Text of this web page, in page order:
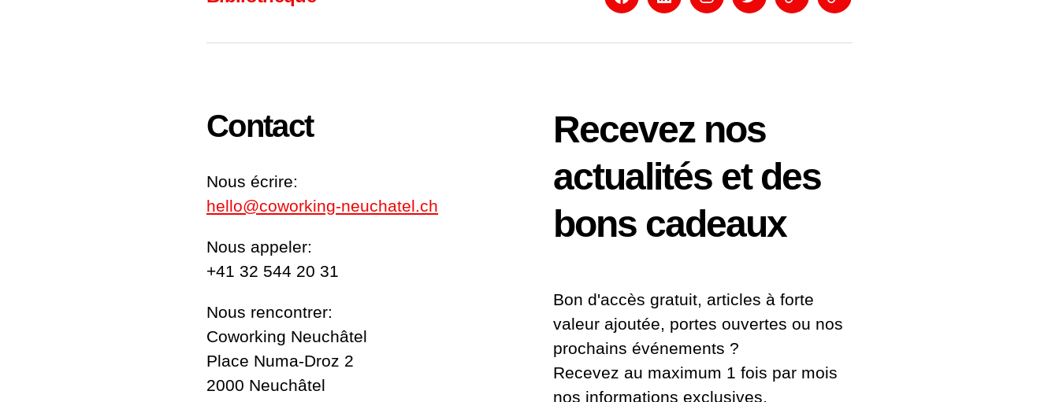
FacebookLinkedinInstagramTwitterEventbriteNewsletter
Contact
Nous écrire:
hello@coworking-neuchatel.ch
Nous appeler:
+41 32 544 20 31
Nous rencontrer:
Coworking Neuchâtel
Place Numa-Droz 2
2000 Neuchâtel
Recevez nos
actualités et des
bons cadeaux
Bon d'accès gratuit, articles à forte
valeur ajoutée, portes ouvertes ou nos
prochains événements ?
Recevez au maximum 1 fois par mois
nos informations exclusives.